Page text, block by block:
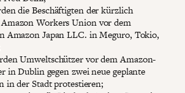
die Beschäftigten der kürzlich
Workers Union vor dem
Amazon Japan LLC. in Meguro, Tokio,
Umweltschützer vor dem Amazon-
in Dublin gegen zwei neue geplante
in der Stadt protestieren;